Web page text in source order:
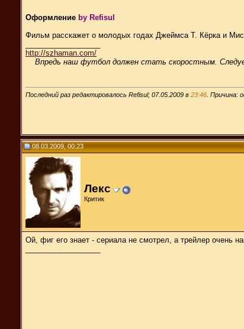
Оформление by Refisul
Фильм расскажет о молодых годах Джеймса Т. Кёрка и
http://szhaman.com/
Впредь наш футбол должен стать скоростным.
Последний раз редактировалось Refisul; 07.05.2009 в 23:46 . Причина:
08.03.2009, 00:23
Лекс
Критик
Ой, фиг его знает - сериала не смотрел, а трейлер очень